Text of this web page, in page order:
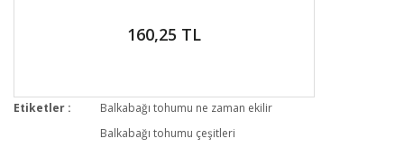
160,25 TL
Etiketler :
Balkabağı tohumu ne zaman ekilir
Balkabağı tohumu çeşitleri